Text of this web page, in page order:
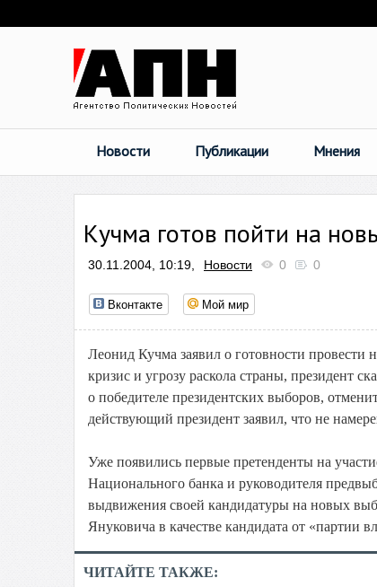
Новости Публикации Мнения
Кучма готов пойти на
30.11.2004, 10:19, Новости 0 0
Вконтакте Мой мир
Леонид Кучма заявил о готовности
кризис и угрозу раскола страны, президент
о победителе президентских выборов,
действующий президент заявил, что не
Уже появились первые претенденты на
Национального банка и руководителя
выдвижения своей кандидатуры на новых
Януковича в качестве кандидата от «партии
ЧИТАЙТЕ ТАКЖЕ: